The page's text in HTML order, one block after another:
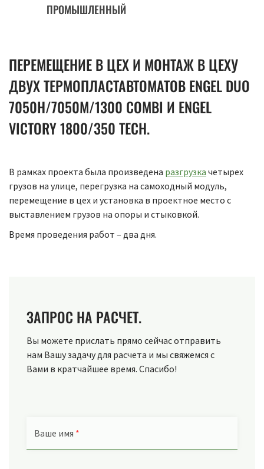
ПРОМЫШЛЕННЫЙ
ПЕРЕМЕЩЕНИЕ В ЦЕХ И МОНТАЖ В ЦЕХУ
ДВУХ ТЕРМОПЛАСТАВТОМАТОВ ENGEL DUO
7050H/7050M/1300 COMBI И ENGEL
VICTORY 1800/350 TECH.
В рамках проекта была произведена разгрузка четырех
грузов на улице, перегрузка на самоходный модуль,
перемещение в цех и установка в проектное место с
выставлением грузов на опоры и стыковкой.
Время проведения работ – два дня.
ЗАПРОС НА РАСЧЕТ.
Вы можете прислать прямо сейчас отправить
нам Вашу задачу для расчета и мы свяжемся с
Вами в кратчайшее время. Спасибо!
Ваше имя *